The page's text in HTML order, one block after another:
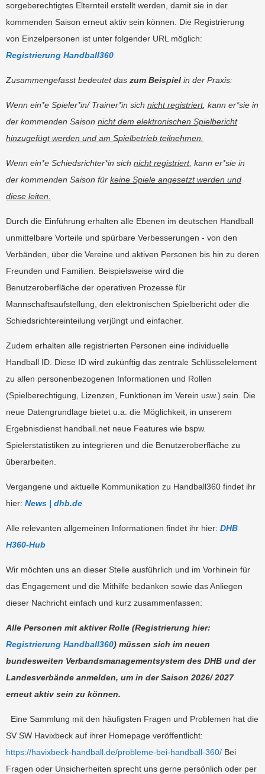
sorgeberechtigtes Elternteil erstellt werden, damit sie in der
kommenden Saison erneut aktiv sein können. Die Registrierung
von Einzelpersonen ist unter folgender URL möglich:
Registrierung Handball360
Zusammengefasst bedeutet das zum Beispiel in der Praxis:
Wenn ein*e Spieler*in/ Trainer*in sich nicht registriert, kann er*sie in
der kommenden Saison nicht dem elektronischen Spielbericht
hinzugefügt werden und am Spielbetrieb teilnehmen.
Wenn ein*e Schiedsrichter*in sich nicht registriert, kann er*sie in
der kommenden Saison für keine Spiele angesetzt werden und
diese leiten.
Durch die Einführung erhalten alle Ebenen im deutschen Handball
unmittelbare Vorteile und spürbare Verbesserungen - von den
Verbänden, über die Vereine und aktiven Personen bis hin zu deren
Freunden und Familien. Beispielsweise wird die
Benutzeroberfläche der operativen Prozesse für
Mannschaftsaufstellung, den elektronischen Spielbericht oder die
Schiedsrichtereinteilung verjüngt und einfacher.
Zudem erhalten alle registrierten Personen eine individuelle
Handball ID. Diese ID wird zukünftig das zentrale Schlüsselelement
zu allen personenbezogenen Informationen und Rollen
(Spielberechtigung, Lizenzen, Funktionen im Verein usw.) sein. Die
neue Datengrundlage bietet u.a. die Möglichkeit, in unserem
Ergebnisdienst handball.net neue Features wie bspw.
Spielerstatistiken zu integrieren und die Benutzeroberfläche zu
überarbeiten.
Vergangene und aktuelle Kommunikation zu Handball360 findet ihr
hier: News | dhb.de
Alle relevanten allgemeinen Informationen findet ihr hier: DHB
H360-Hub
Wir möchten uns an dieser Stelle ausführlich und im Vorhinein für
das Engagement und die Mithilfe bedanken sowie das Anliegen
dieser Nachricht einfach und kurz zusammenfassen:
Alle Personen mit aktiver Rolle (Registrierung hier:
Registrierung Handball360) müssen sich im neuen
bundesweiten Verbandsmanagementsystem des DHB und der
Landesverbände anmelden, um in der Saison 2026/ 2027
erneut aktiv sein zu können.
Eine Sammlung mit den häufigsten Fragen und Problemen hat die
SV SW Havixbeck auf ihrer Homepage veröffentlicht:
https://havixbeck-handball.de/probleme-bei-handball-360/ Bei
Fragen oder Unsicherheiten sprecht uns gerne persönlich oder per